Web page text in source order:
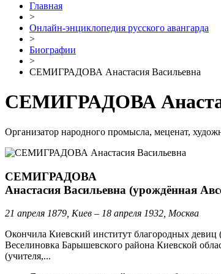
Главная
>
Онлайн-энциклопедия русского авангарда
>
Биографии
>
СЕМИГРАДОВА Анастасия Васильевна
СЕМИГРАДОВА
Организатор народного промысла, меценат,
СЕМИГРАДОВА
Анастасия Васильевна (урождённая
21 апреля 1879, Киев – 18 апреля 1932, Москва
Окончила Киевский институт благородных
Веселиновка Барышевского района Киевской
(учителя,...